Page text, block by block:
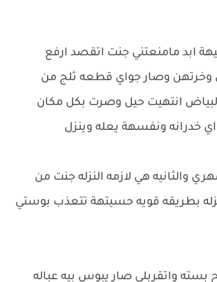
ابد مامنعتني جنت اتقصد ارفع
وخرتهن وصار جواي قطعه ثلج من
انتهيت حيل وصرت بكل مكان
خدرانه ونفسهة يعله وينزل
والثانيه هي لازمه النزله جنت من
بطريقه قويه حسيتهة تتعذب بوستي
بسته واتقربلي صار يبوس بيه عباله